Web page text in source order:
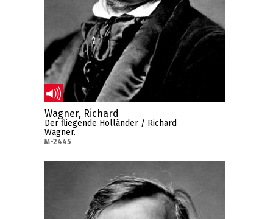
Wagner, Richard
Der fliegende Holländer / Richard
Wagner.
M-2445